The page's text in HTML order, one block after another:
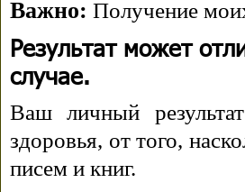
Важно: Получение
Результат может
случае.
Ваш личный
здоровья, от того,
писем и книг.